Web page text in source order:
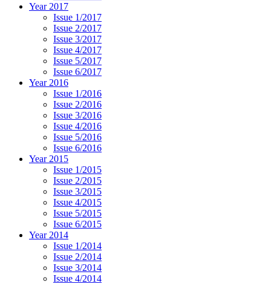
Year 2017
Issue 1/2017
Issue 2/2017
Issue 3/2017
Issue 4/2017
Issue 5/2017
Issue 6/2017
Year 2016
Issue 1/2016
Issue 2/2016
Issue 3/2016
Issue 4/2016
Issue 5/2016
Issue 6/2016
Year 2015
Issue 1/2015
Issue 2/2015
Issue 3/2015
Issue 4/2015
Issue 5/2015
Issue 6/2015
Year 2014
Issue 1/2014
Issue 2/2014
Issue 3/2014
Issue 4/2014